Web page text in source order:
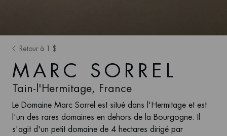
Retour à 1 $
MARC SORREL
Tain-l'Hermitage, France
Le Domaine Marc Sorrel est situé dans l'Hermitage et est
l'un des rares domaines en dehors de la Bourgogne. Il
s'agit d'un petit domaine de 4 hectares dirigé par